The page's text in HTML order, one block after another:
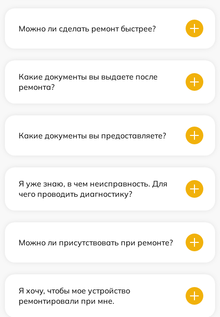
Можно ли сделать ремонт быстрее?
Какие документы вы выдаете после
ремонта?
Какие документы вы предоставляете?
Я уже знаю, в чем неисправность. Для
чего проводить диагностику?
Можно ли присутствовать при ремонте?
Я хочу, чтобы мое устройство
ремонтировали при мне.